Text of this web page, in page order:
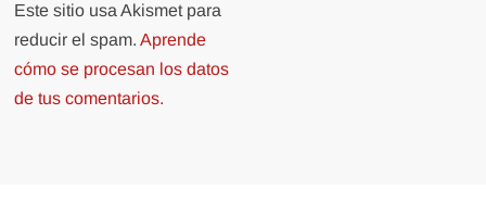
Este sitio usa Akismet para
reducir el spam.Aprende
cómo se procesan los datos
de tus comentarios.